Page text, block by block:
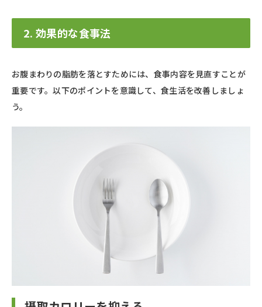
2. 効果的な食事法
お腹まわりの脂肪を落とすためには、食事内容を見直すことが
重要です。以下のポイントを意識して、食生活を改善しましょ
う。